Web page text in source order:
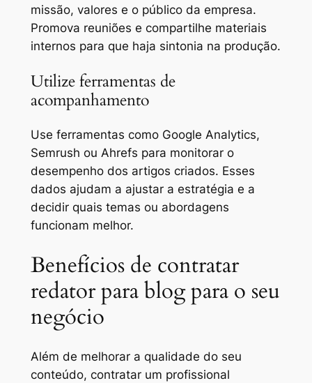
missão, valores e o público da empresa.
Promova reuniões e compartilhe materiais
internos para que haja sintonia na produção.
Utilize ferramentas de
acompanhamento
Use ferramentas como Google Analytics,
Semrush ou Ahrefs para monitorar o
desempenho dos artigos criados. Esses
dados ajudam a ajustar a estratégia e a
decidir quais temas ou abordagens
funcionam melhor.
Benefícios de contratar
redator para blog para o seu
negócio
Além de melhorar a qualidade do seu
conteúdo, contratar um profissional